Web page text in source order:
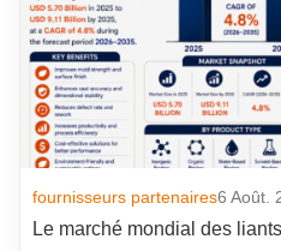
fournisseurs partenaires6 Août.
Le marché mondial des